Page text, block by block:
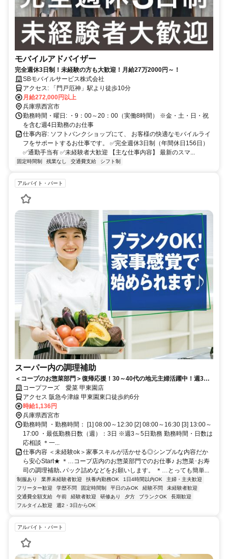
モバイルアドバイザー
完全週休3日制！未経験の方も大歓迎！月給27万2000円～！
SBモバイルサービス株式会社
アクセス: 「門戸厄神」駅より徒歩10分
月給272,000円以上
兵庫県西宮市
勤務時間・曜日: ・9：00～20：00（実働8時間） ※金・土・日・祝
を含む週4日勤務のお仕事
仕事内容: ソフトバンクショップにて、 お客様の快適なモバイルライ
フをサポートするお仕事です。 ✅完全週休3日制（年間休日156日）
✅通勤手当有 ✅未経験者大歓迎 【主な仕事内容】 最新のスマ...
固定時間制 残業なし 交通費支給 シフト制
アルバイト・パート
スーパー内の調理補助
＜コープのお惣菜部門＞復帰応援！30～40代の地元主婦活躍中！週3日
～短時間OKで子育て両立♪特売品情報もイチ早くGET☆
コープフーズ 愛菜 甲東園店
アクセス 阪急今津線 甲東園東口徒歩約6分
時給1,136円
兵庫県西宮市
勤務時間 ・勤務時間： [1] 08:00～12:30 [2] 08:00～16:30 [3] 13:00～
17:00 ・最低勤務日数（週）：3日 ※週3～5日勤務 勤務時間・日数は
応相談 ＊一...
仕事内容 ＜未経験ok＞家事スキルが活かせる◎シンプルな内容だか
ら安心Start★ ＊…コープ店内のお惣菜部門でのお仕事♪ お惣菜･お寿
司の調理補助､パック詰めなどをお願いします。 ＊…とっても簡単...
制服あり 業界未経験者歓迎 扶養内勤務OK 1日4時間以内OK
主婦・主夫歓迎
フリーター歓迎
学歴不問 固定時間制 平日のみOK 経験不問
未経験者歓迎
交通費全額支給
午前 経験者歓迎 研修あり 夕方 ブランクOK
長期歓迎
フルタイム歓迎
週2・3日からOK
アルバイト・パート